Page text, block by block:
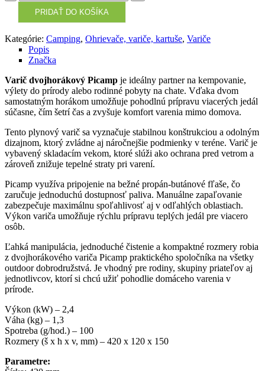
PRIDAŤ DO KOŠÍKA
Kategórie: Camping, Ohrievače, variče, kartuše, Variče
Popis
Značka
Varič dvojhorákový Picamp je ideálny partner na kempovanie,
výlety do prírody alebo rodinné pobyty na chate. Vďaka dvom
samostatným horákom umožňuje pohodlnú prípravu viacerých jedál
súčasne, čím šetrí čas a zvyšuje komfort varenia mimo domova.
Tento plynový varič sa vyznačuje stabilnou konštrukciou a odolným
dizajnom, ktorý zvládne aj náročnejšie podmienky v teréne. Varič je
vybavený skladacím vekom, ktoré slúži ako ochrana pred vetrom a
zároveň znižuje tepelné straty pri varení.
Picamp využíva pripojenie na bežné propán-butánové fľaše, čo
zaručuje jednoduchú dostupnosť paliva. Manuálne zapaľovanie
zabezpečuje maximálnu spoľahlivosť aj v odľahlých oblastiach.
Výkon variča umožňuje rýchlu prípravu teplých jedál pre viacero
osôb.
Ľahká manipulácia, jednoduché čistenie a kompaktné rozmery robia
z dvojhorákového variča Picamp praktického spoločníka na všetky
outdoor dobrodružstvá. Je vhodný pre rodiny, skupiny priateľov aj
jednotlivcov, ktorí si chcú užiť pohodlie domáceho varenia v
prírode.
Výkon (kW) – 2,4
Váha (kg) – 1,3
Spotreba (g/hod.) – 100
Rozmery (š x h x v, mm) – 420 x 120 x 150
Parametre: